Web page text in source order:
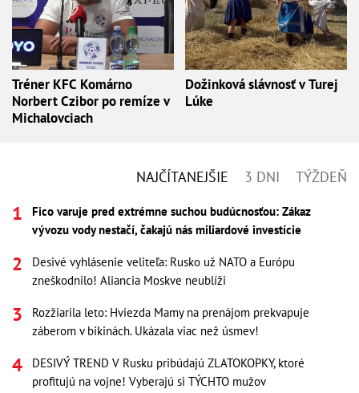
Tréner KFC Komárno
Norbert Czibor po remíze v
Michalovciach
Dožinková slávnosť v Turej
Lúke
NAJČÍTANEJŠIE 3 DNI TÝŽDEŇ
Fico varuje pred extrémne suchou budúcnosťou: Zákaz
vývozu vody nestačí, čakajú nás miliardové investície
Desivé vyhlásenie veliteľa: Rusko už NATO a Európu
zneškodnilo! Aliancia Moskve neublíži
Rozžiarila leto: Hviezda Mamy na prenájom prekvapuje
záberom v bikinách. Ukázala viac než úsmev!
DESIVÝ TREND V Rusku pribúdajú ZLATOKOPKY, ktoré
profitujú na vojne! Vyberajú si TÝCHTO mužov